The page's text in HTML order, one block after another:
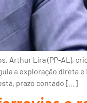
Arthur Lira (PP-AL),
a exploração direta
prazo contado […]